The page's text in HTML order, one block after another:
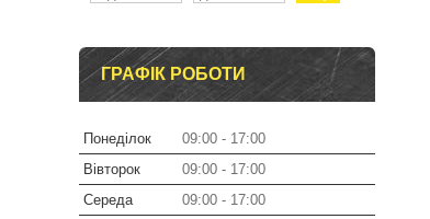
ГРАФІК РОБОТИ
Понеділок 09:00
17:00
Вівторок
09:00
17:00
Середа
09:00
17:00